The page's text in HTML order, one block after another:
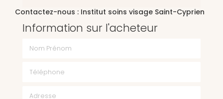
Contactez-nous : Institut soins visage Saint-Cyprien
Information sur l'acheteur